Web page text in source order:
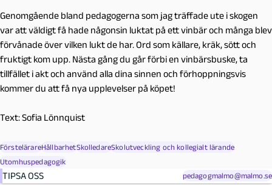
Genomgående bland pedagogerna som jag träffade ute i skogen
var att väldigt få hade någonsin luktat på ett vinbär och många blev
förvånade över vilken lukt de har. Ord som källare, kräk, sött och
fruktigt kom upp. Nästa gång du går förbi en vinbärsbuske, ta
tillfället i akt och använd alla dina sinnen och förhoppningsvis
kommer du att få nya upplevelser på köpet!
Text:Sofia Lönnquist
FörstelärareHållbarhetSkolledareSkolutveckling och kollegialt lärande
Utomhuspedagogik
TIPSA OSS pedagogmalmo@malmo.se